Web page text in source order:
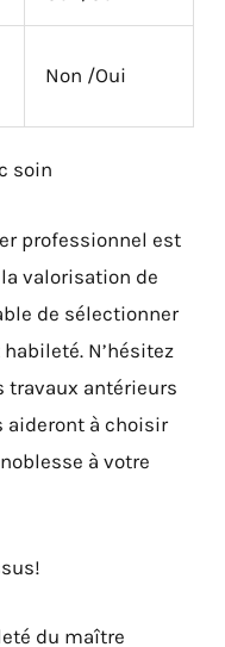
Non /Oui
soin
professionnel est
valorisation de
de sélectionner
N’hésitez
travaux antérieurs
aideront à choisir
à votre
du maître